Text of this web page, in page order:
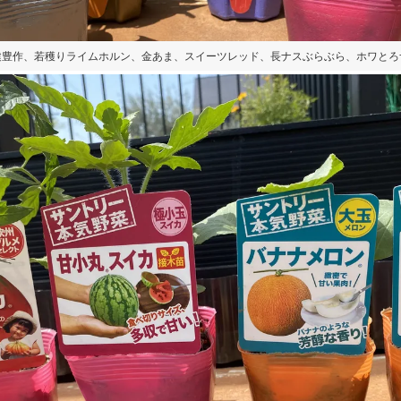
作、若穫りライムホルン、金あま、スイーツレッド、長ナスぶらぶら、ホワと